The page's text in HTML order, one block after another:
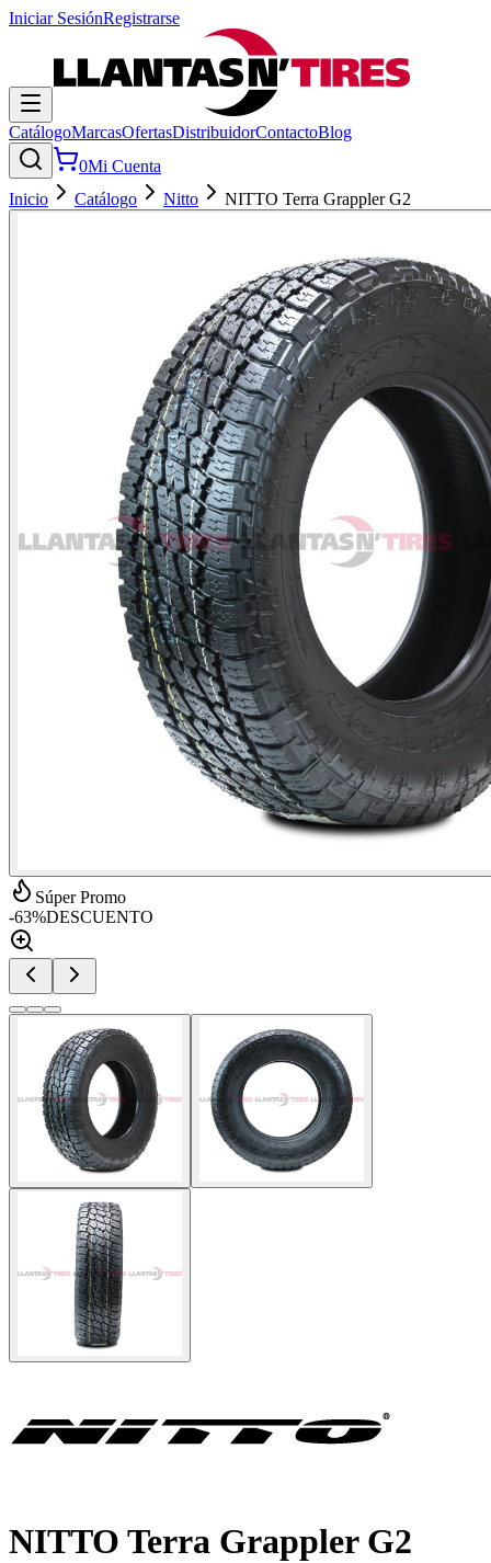
Iniciar SesiónRegistrarse
CatálogoMarcasOfertasDistribuidorContactoBlog
0Mi Cuenta
Inicio
Catálogo Nitto NITTO Terra Grappler G2
Súper Promo
-63%DESCUENTO
NITTO Terra Grappler G2